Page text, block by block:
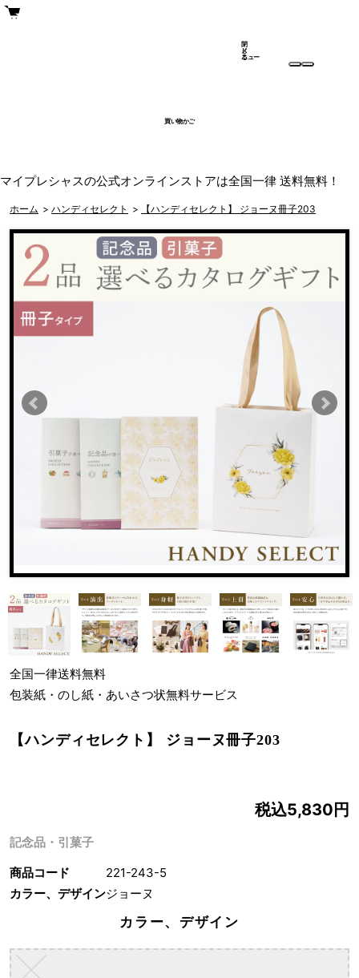
買い物かご
メ
ニュー
閉
じ
る
マイプレシャスの公式オンラインストアは全国一律 送料無料！
ホーム > ハンディセレクト > 【ハンディセレクト】 ジョーヌ冊子203
全国一律送料無料
包装紙・のし紙・あいさつ状無料サービス
【ハンディセレクト】 ジョーヌ冊子203
記念品・引菓子
税込5,830円
商品コード
221-243-5
カラー、デザインジョーヌ
カラー、デザイン